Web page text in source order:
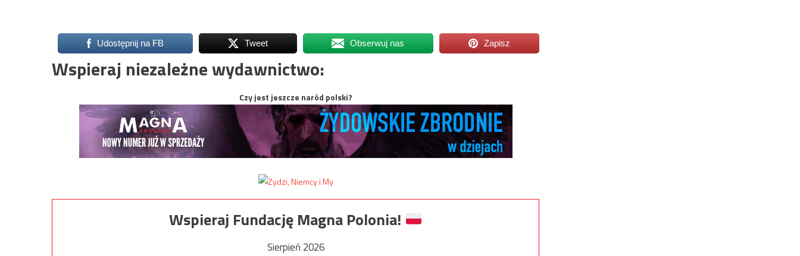
Udostępnij na FB Tweet Obserwuj nas Zapisz
Wspieraj niezależne wydawnictwo:
Czy jest jeszcze naród polski?
Wspieraj Fundację Magna Polonia!
Sierpień 2026